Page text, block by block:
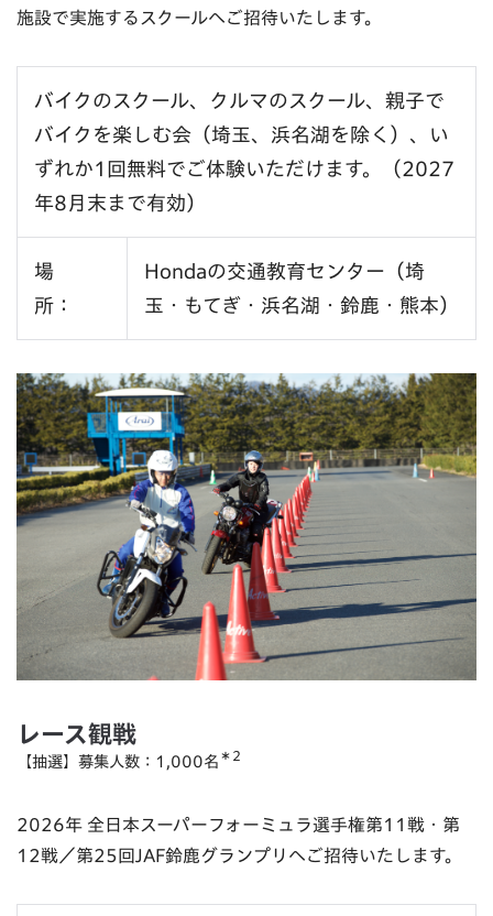
施設で実施するスクールへご招待いたします。
バイクのスクール、クルマのスクール、親子で
バイクを楽しむ会（埼玉、浜名湖を除く）、い
ずれか1回無料でご体験いただけます。（2027
年8月末まで有効）
場
所：
Hondaの交通教育センター（埼
玉・もてぎ・浜名湖・鈴鹿・熊本）
レース観戦
【抽選】募集人数：1,000名 ＊2
2026年 全日本スーパーフォーミュラ選手権第11戦・第
12戦／第25回JAF鈴鹿グランプリへご招待いたします。